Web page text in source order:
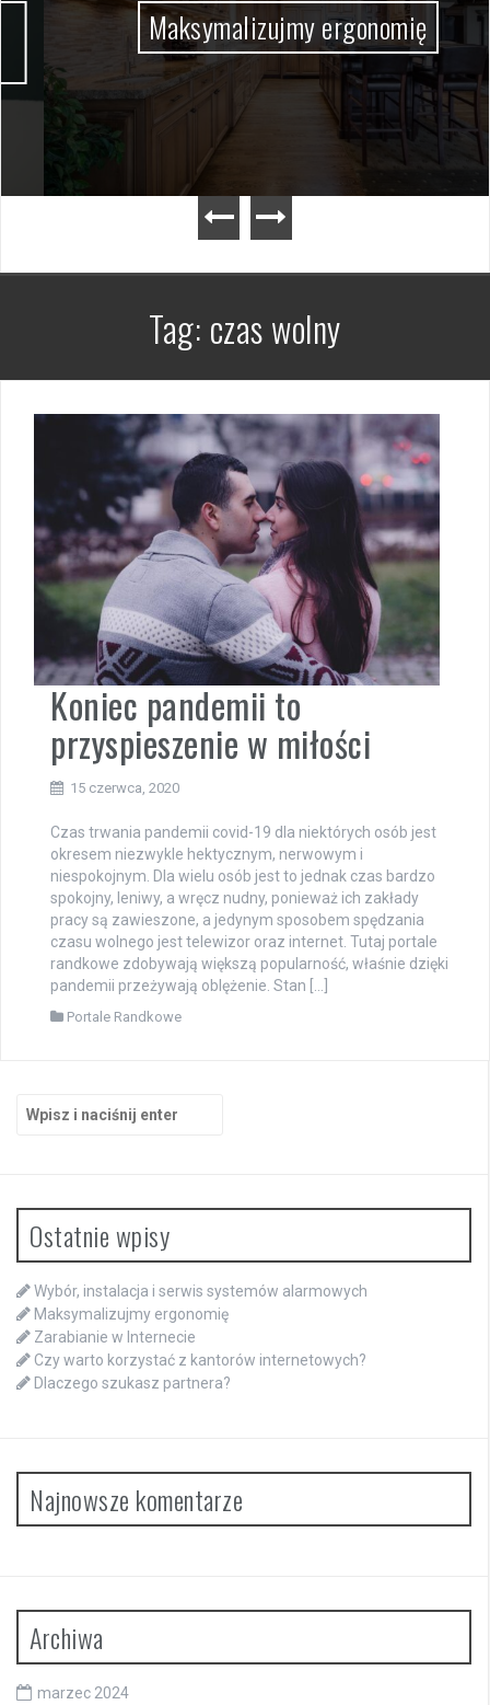
Maksymalizujmy ergonomię
Tag: czas wolny
Koniec pandemii to
przyspieszenie w miłości
15 czerwca, 2020
Czas trwania pandemii covid-19 dla niektórych osób jest
okresem niezwykle hektycznym, nerwowym i
niespokojnym. Dla wielu osób jest to jednak czas bardzo
spokojny, leniwy, a wręcz nudny, ponieważ ich zakłady
pracy są zawieszone, a jedynym sposobem spędzania
czasu wolnego jest telewizor oraz internet. Tutaj portale
randkowe zdobywają większą popularność, właśnie dzięki
pandemii przeżywają oblężenie. Stan […]
Portale Randkowe
Ostatnie wpisy
Wybór, instalacja i serwis systemów alarmowych
Maksymalizujmy ergonomię
Zarabianie w Internecie
Czy warto korzystać z kantorów internetowych?
Dlaczego szukasz partnera?
Najnowsze komentarze
Archiwa
marzec 2024